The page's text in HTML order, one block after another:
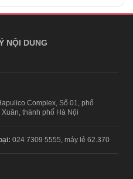
NỘI DUNG
Complex, Số 01, phố
thành phố Hà Nội
024 7309 5555, máy lẻ 62.370